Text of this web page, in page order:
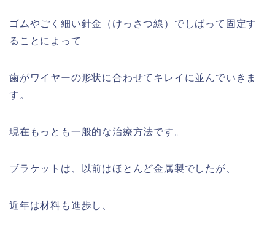
ゴムやごく細い針金（けっさつ線）でしばって固定す
ることによって
歯がワイヤーの形状に合わせてキレイに並んでいきま
す。
現在もっとも一般的な治療方法です。
ブラケットは、以前はほとんど金属製でしたが、
近年は材料も進歩し、